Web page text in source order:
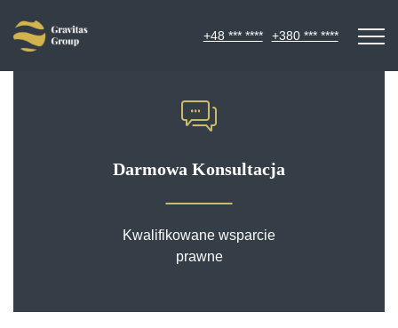
+48 *** **** +380 *** ****
Darmowa Konsultacja
Kwalifikowane wsparcie
prawne